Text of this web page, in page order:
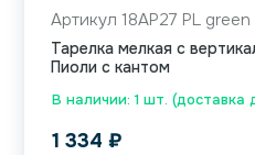
В наличии: 1 шт. (доставка
Артикул 18AP27 PL green
Тарелка мелкая с
Пиоли с кантом
1 334 ₽